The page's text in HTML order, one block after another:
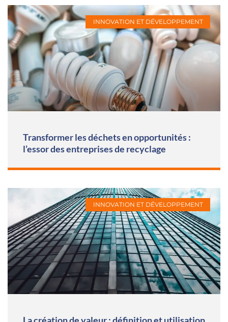
INNOVATION ET DÉVELOPPEMENT
Transformer les déchets en opportunités :
l’essor des entreprises de recyclage
INNOVATION ET DÉVELOPPEMENT